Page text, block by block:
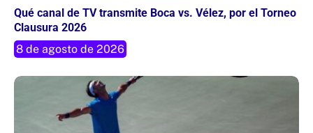
Qué canal de TV transmite Boca vs. Vélez, por el Torneo
Clausura 2026
8 de agosto de 2026